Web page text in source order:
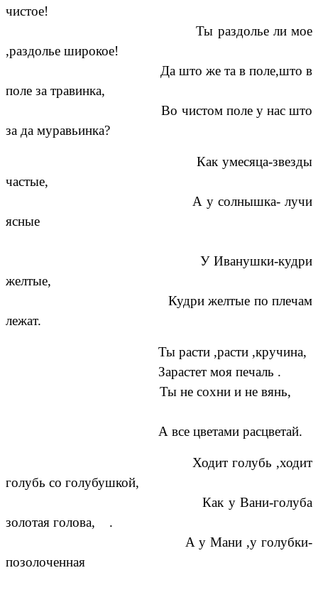
чистое!
Ты раздолье ли мое
,раздолье широкое!
Да што же та в поле,што в
поле за травинка,
Во чистом поле у нас што
за да муравьинка?
Как умесяца-звезды
частые,
А у солнышка- лучи
ясные
У Иванушки-кудри
желтые,
Кудри желтые по плечам
лежат.
Ты расти ,расти ,кручина,
Зарастет моя печаль .
Ты не сохни и не вянь,
А все цветами расцветай.
Ходит голубь ,ходит
голубь со голубушкой,
Как у Вани-голуба
золотая голова, .
А у Мани ,у голубки-
позолоченная